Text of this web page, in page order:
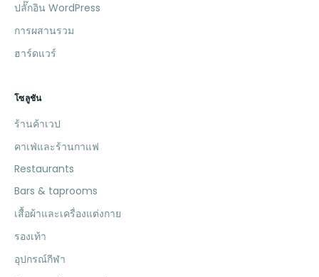
ปลั๊กอิน WordPress
การผสานรวม
ฮาร์ดแวร์
โซลูชัน
ร้านค้าเวป
คาเฟ่และร้านกาแฟ
Restaurants
Bars & taprooms
เสื้อผ้าและเครื่องแต่งกาย
รองเท้า
อุปกรณ์กีฬา